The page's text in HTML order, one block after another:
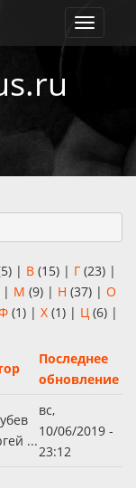
Toggle
| В (15) | Г (23) |
| М (9) | Н (37) | О
(1) | Х (1) | Ц (6) |
Последнее
обновление
...
вс,
10/06/2019 -
23:12